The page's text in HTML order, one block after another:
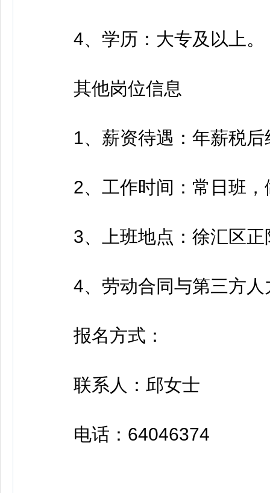
4、学历：大专及以上。
其他岗位信息
1、薪资待遇：年薪税后
2、工作时间：常日班，
3、上班地点：徐汇区正
4、劳动合同与第三方人
报名方式：
联系人：邱女士
电话：64046374